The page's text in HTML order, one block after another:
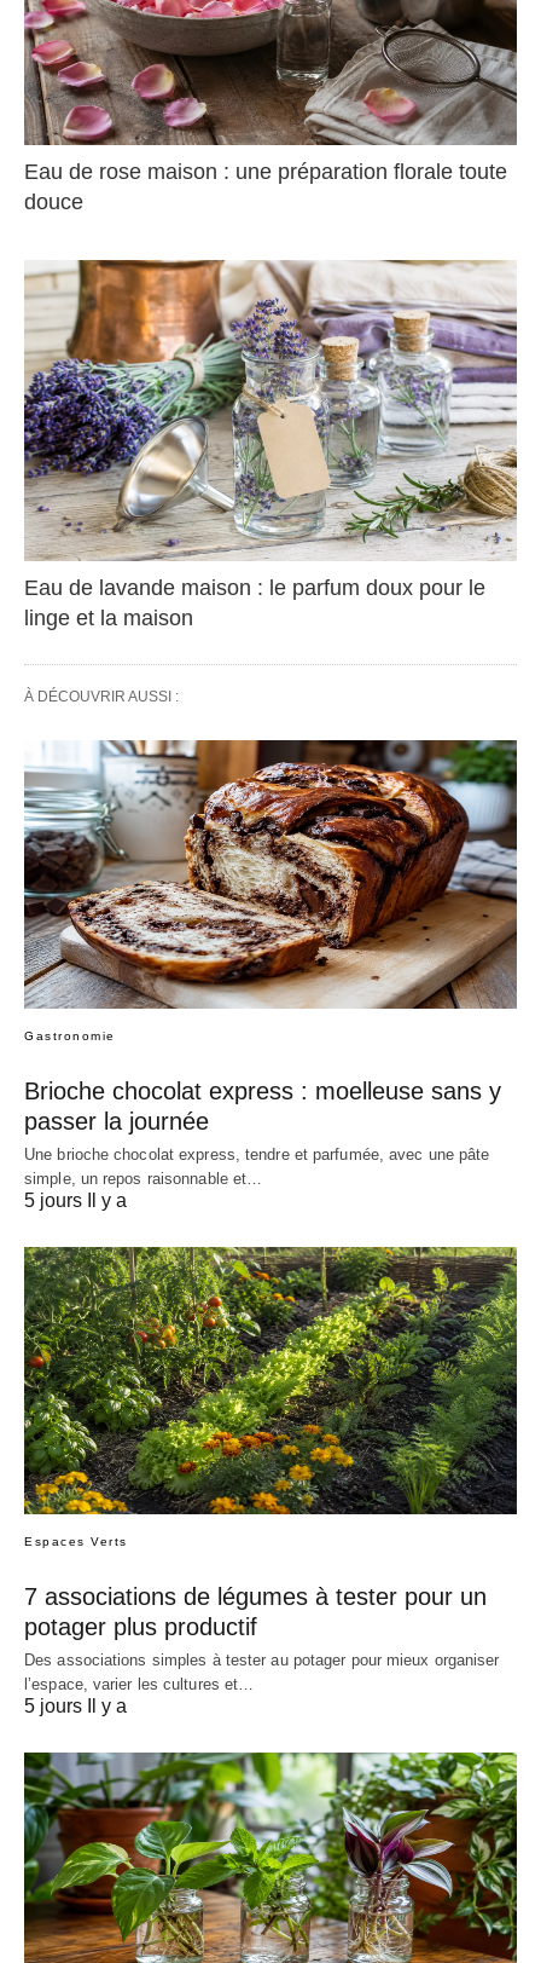
Eau de rose maison : une préparation florale toute
douce
Eau de lavande maison : le parfum doux pour le
linge et la maison
À DÉCOUVRIR AUSSI :
Gastronomie
Brioche chocolat express : moelleuse sans y
passer la journée
Une brioche chocolat express, tendre et parfumée, avec une pâte
simple, un repos raisonnable et…
5 jours Il y a
Espaces Verts
7 associations de légumes à tester pour un
potager plus productif
Des associations simples à tester au potager pour mieux organiser
l’espace, varier les cultures et…
5 jours Il y a